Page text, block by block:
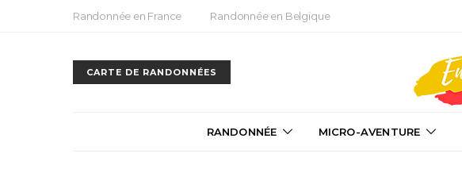
Randonnée en France Randonnée en Belgique
CARTE DE RANDONNÉES
RANDONNÉE MICRO-AVENTURE